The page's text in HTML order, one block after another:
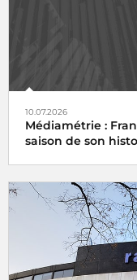
10.07.2026
Médiamétrie :
saison de son